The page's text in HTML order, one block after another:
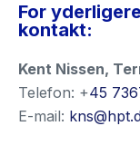
For
kontakt:
Kent Nissen,
Telefon: +45
E-mail: